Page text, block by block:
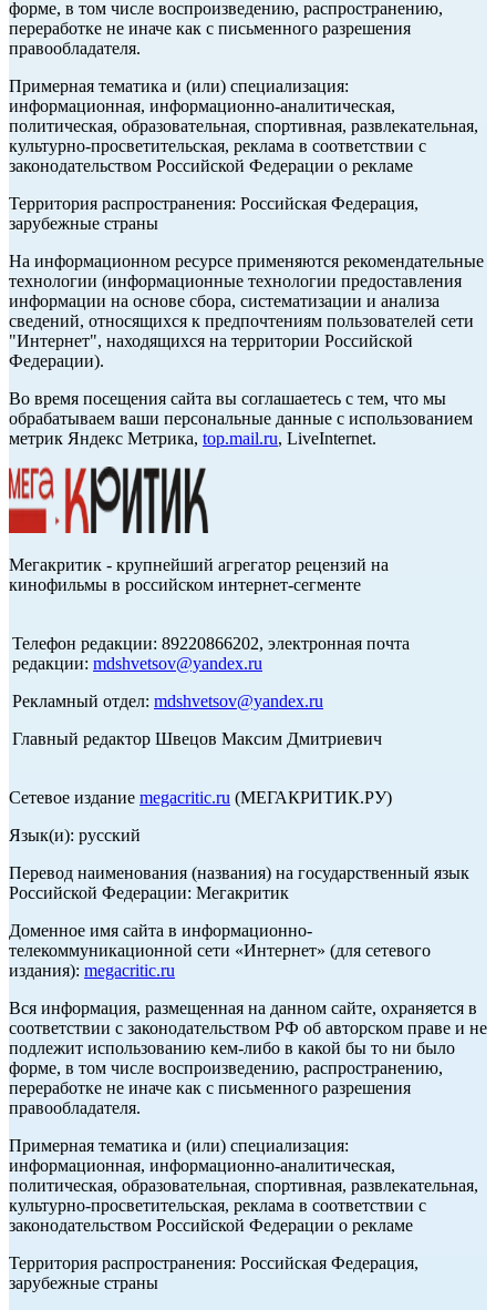
форме, в том числе воспроизведению, распространению,
переработке не иначе как с письменного разрешения
правообладателя.
Примерная тематика и (или) специализация:
информационная, информационно-аналитическая,
политическая, образовательная, спортивная, развлекательная,
культурно-просветительская, реклама в соответствии с
законодательством Российской Федерации о рекламе
Территория распространения: Российская Федерация,
зарубежные страны
На информационном ресурсе применяются рекомендательные
технологии (информационные технологии предоставления
информации на основе сбора, систематизации и анализа
сведений, относящихся к предпочтениям пользователей сети
"Интернет", находящихся на территории Российской
Федерации).
Во время посещения сайта вы соглашаетесь с тем, что мы
обрабатываем ваши персональные данные с использованием
метрик Яндекс Метрика, top.mail.ru, LiveInternet.
Мегакритик - крупнейший агрегатор рецензий на
кинофильмы в российском интернет-сегменте
Телефон редакции: 89220866202, электронная почта
редакции: mdshvetsov@yandex.ru
Рекламный отдел: mdshvetsov@yandex.ru
Главный редактор Швецов Максим Дмитриевич
Сетевое издание megacritic.ru (МЕГАКРИТИК.РУ)
Язык(и): русский
Перевод наименования (названия) на государственный язык
Российской Федерации: Мегакритик
Доменное имя сайта в информационно-
телекоммуникационной сети «Интернет» (для сетевого
издания): megacritic.ru
Вся информация, размещенная на данном сайте, охраняется в
соответствии с законодательством РФ об авторском праве и не
подлежит использованию кем-либо в какой бы то ни было
форме, в том числе воспроизведению, распространению,
переработке не иначе как с письменного разрешения
правообладателя.
Примерная тематика и (или) специализация:
информационная, информационно-аналитическая,
политическая, образовательная, спортивная, развлекательная,
культурно-просветительская, реклама в соответствии с
законодательством Российской Федерации о рекламе
Территория распространения: Российская Федерация,
зарубежные страны